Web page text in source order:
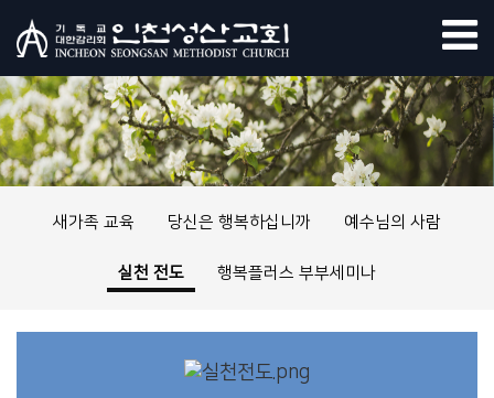
새가족 교육 당신은 행복하십니까 예수님의 사람
실천 전도 행복플러스 부부세미나